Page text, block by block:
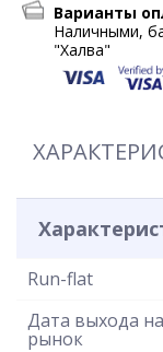
Варианты
Наличными,
"Халва"
Run-flat
Дата выхода на
рынок